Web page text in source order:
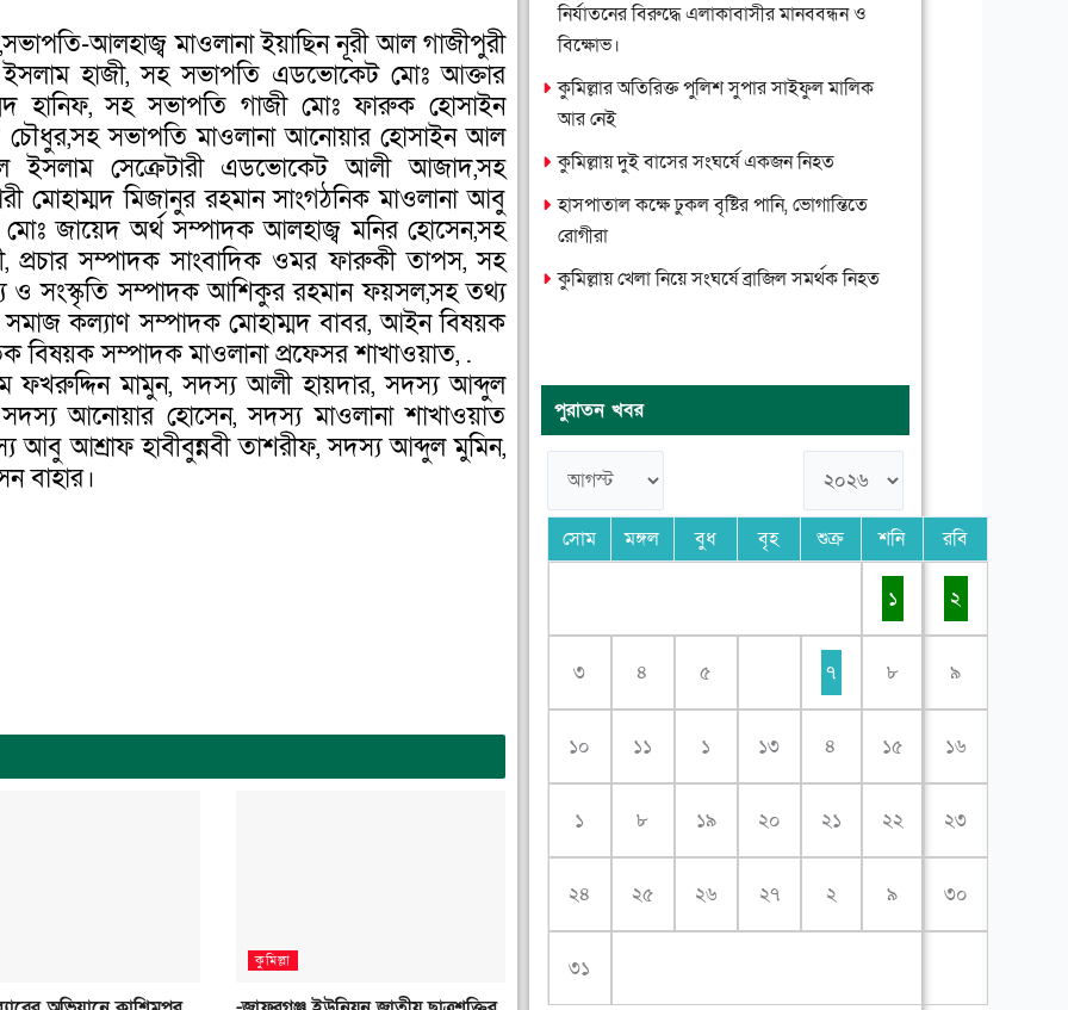
আলহাজ্ব মাওলানা ইয়াছিন নূরী আল গাজীপুরী
ইসলাম হাজী, সহ সভাপতি এডভোকেট মোঃ আক্তার
হানিফ, সহ সভাপতি গাজী মোঃ ফারুক হোসাইন
সভাপতি মাওলানা আনোয়ার হোসাইন আল
ইসলাম সেক্রেটারী এডভোকেট আলী আজাদ,সহ
মোহাম্মদ মিজানুর রহমান সাংগঠনিক মাওলানা আবু
মোঃ জায়েদ অর্থ সম্পাদক আলহাজ্ব মনির হোসেন,সহ
প্রচার সম্পাদক সাংবাদিক ওমর ফারুকী তাপস, সহ
ও সংস্কৃতি সম্পাদক আশিকুর রহমান ফয়সল,সহ তথ্য
কল্যাণ সম্পাদক মোহাম্মদ বাবর, আইন বিষয়ক
বিষয়ক সম্পাদক মাওলানা প্রফেসর শাখাওয়াত, .
মামুন, সদস্য আলী হায়দার, সদস্য আব্দুল
আনোয়ার হোসেন, সদস্য মাওলানা শাখাওয়াত
আবু আশ্রাফ হাবীবুন্নবী তাশরীফ, সদস্য আব্দুল মুমিন,
বাহার।
কুমিল্লা
নির্যাতনের বিরুদ্ধে এলাকাবাসীর মানববন্ধন ও
বিক্ষোভ।
কুমিল্লার অতিরিক্ত পুলিশ সুপার সাইফুল মালিক
আর নেই
কুমিল্লায় দুই বাসের সংঘর্ষে একজন নিহত
হাসপাতাল কক্ষে ঢুকল বৃষ্টির পানি, ভোগান্তিতে
রোগীরা
কুমিল্লায় খেলা নিয়ে সংঘর্ষে ব্রাজিল সমর্থক নিহত
পুরাতন খবর
সোম মঙ্গল বুধ বৃহ শুক্র শনি রবি
১ ২
৩ ৪ ৫ ৭ ৮ ৯
১০ ১১ ১ ১৩ ৪ ১৫ ১৬
১ ৮ ১৯ ২০ ২১ ২২ ২৩
২৪ ২৫ ২৬ ২৭ ২ ৯ ৩০
৩১